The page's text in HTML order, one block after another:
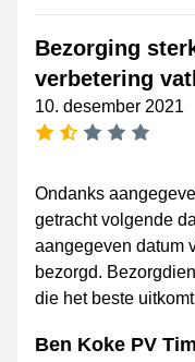
Bezorging
verbetering
10. desember 2021
Ondanks
getracht volgende
aangegeven datum
bezorgd.
die het beste
Ben Koke PV